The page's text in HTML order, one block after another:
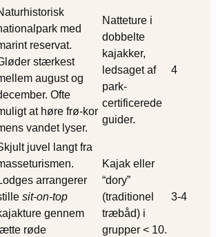
med
reservat.
stærkest
august og
Ofte
at høre frø-kor
vandet lyser.
Natteture i
dobbelte
kajakker,
ledsaget af
park-
certificerede
guider.
4
juvel langt fra
arrangerer
sit-on-top
gennem
røde
Kajak eller
“dory”
(traditionel
træbåd) i
grupper < 10.
3-4